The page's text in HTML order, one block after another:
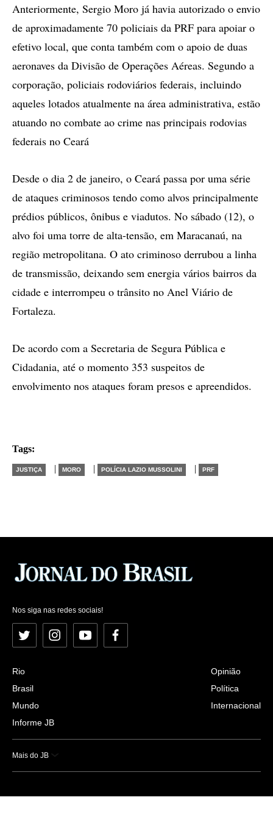
Anteriormente, Sergio Moro já havia autorizado o envio
de aproximadamente 70 policiais da PRF para apoiar o
efetivo local, que conta também com o apoio de duas
aeronaves da Divisão de Operações Aéreas. Segundo a
corporação, policiais rodoviários federais, incluindo
aqueles lotados atualmente na área administrativa, estão
atuando no combate ao crime nas principais rodovias
federais no Ceará
Desde o dia 2 de janeiro, o Ceará passa por uma série
de ataques criminosos tendo como alvos principalmente
prédios públicos, ônibus e viadutos. No sábado (12), o
alvo foi uma torre de alta-tensão, em Maracanaú, na
região metropolitana. O ato criminoso derrubou a linha
de transmissão, deixando sem energia vários bairros da
cidade e interrompeu o trânsito no Anel Viário de
Fortaleza.
De acordo com a Secretaria de Segura Pública e
Cidadania, até o momento 353 suspeitos de
envolvimento nos ataques foram presos e apreendidos.
Tags:
JUSTIÇA | MORO | POLÍCIA LAZIO MUSSOLINI | PRF
Nos siga nas redes sociais!
Twitter InstagramYouTubeFacebook
Rio
Brasil
Mundo
Informe JB
Opinião
Política
Internacional
Mais do JB
Esportes